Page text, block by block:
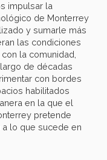
impulsar la
de Monterrey
y sumarle más
las condiciones
la comunidad,
de décadas
con bordes
habilitados
en la que el
pretende
a lo que sucede en